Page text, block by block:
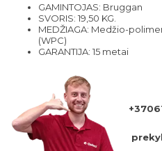
GAMINTOJAS: Bruggan
SVORIS: 19,50 KG.
MEDŽIAGA: Medžio-
(WPC)
GARANTIJA: 15 metai